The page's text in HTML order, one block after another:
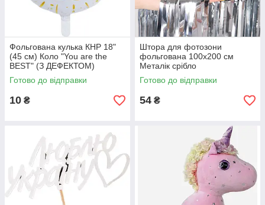
Фольгована кулька КНР 18"
(45 см) Коло "You are the
BEST" (З ДЕФЕКТОМ)
Готово до відправки
10 ₴
Штора для фотозони
фольгована 100х200 см
Металік срібло
Готово до відправки
54 ₴